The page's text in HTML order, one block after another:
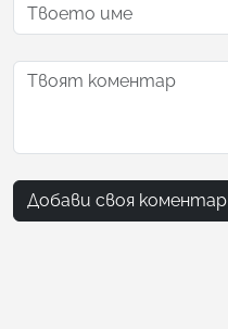
Добави своя коментар